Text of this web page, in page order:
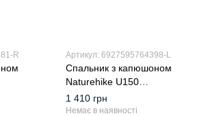
R
правий,
Артикул: 6927595764398-L
Спальник з капюшоном
Naturehike U150
NH20MSD07, (11°C), лівий,
зелений
1 410 грн
Немає в наявності